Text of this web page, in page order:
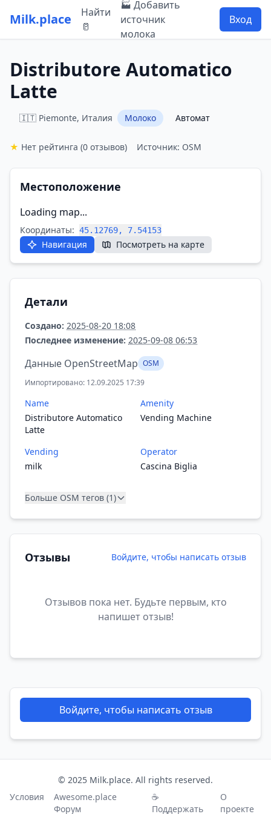
Milk.place
Найти
🥛
🏭 Добавить
источник
молока
Вход
Distributore Automatico
Latte
🇮🇹 Piemonte, Италия Молоко Автомат
★ Нет рейтинга (0 отзывов) Источник: OSM
Местоположение
Loading map...
Координаты: 45.12769, 7.54153
Навигация Посмотреть на карте
Детали
Создано: 2025-08-20 18:08
Последнее изменение: 2025-09-08 06:53
Данные OpenStreetMap OSM
Импортировано: 12.09.2025 17:39
Name
Distributore Automatico
Latte
Amenity
Vending Machine
Vending
milk
Operator
Cascina Biglia
Больше OSM тегов (1)
Отзывы Войдите, чтобы написать отзыв
Отзывов пока нет. Будьте первым, кто
напишет отзыв!
Войдите, чтобы написать отзыв
© 2025 Milk.place. All rights reserved.
Условия
Awesome.place
Форум
☕
Поддержать
О
проекте